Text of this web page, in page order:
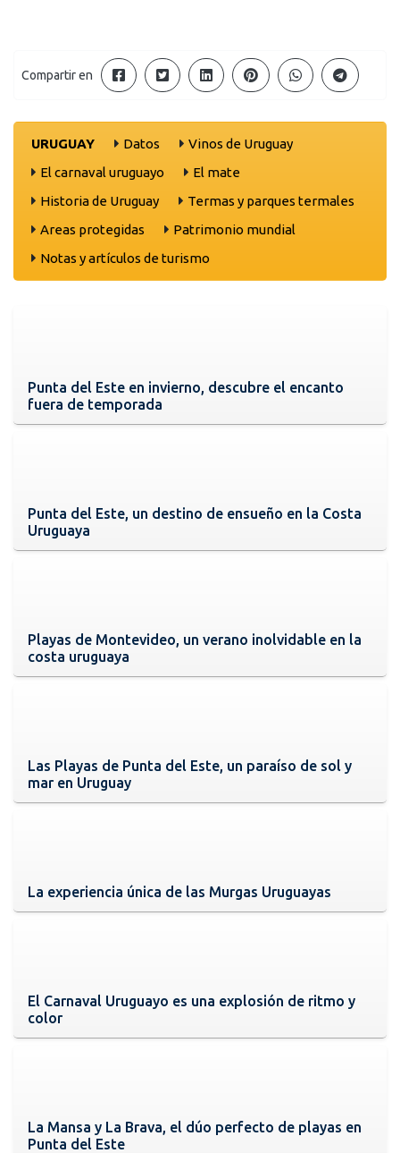
Compartir en
URUGUAY Datos
Vinos de Uruguay
El carnaval uruguayo
El mate
Historia de Uruguay
Termas y parques termales
Areas protegidas
Patrimonio mundial
Notas y artículos de turismo
Punta del Este en invierno, descubre el encanto
fuera de temporada
Punta del Este, un destino de ensueño en la Costa
Uruguaya
Playas de Montevideo, un verano inolvidable en la
costa uruguaya
Las Playas de Punta del Este, un paraíso de sol y
mar en Uruguay
La experiencia única de las Murgas Uruguayas
El Carnaval Uruguayo es una explosión de ritmo y
color
La Mansa y La Brava, el dúo perfecto de playas en
Punta del Este